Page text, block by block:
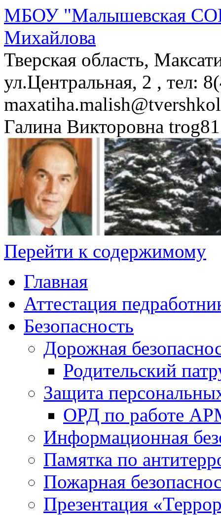
МБОУ "Малышевская
Михайлова
Тверская область,
ул.Центральная, 2 , тел:
Галина Викторовна
Перейти к содержимому
Главная
Аттестация
Безопасность
Дорожная
Родительский
Защита
ОРД по работе
Информационная
Памятка по
Пожарная
Презентация